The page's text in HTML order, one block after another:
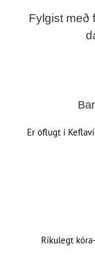
Fylgist með
Er öflugt í
Ríkulegt